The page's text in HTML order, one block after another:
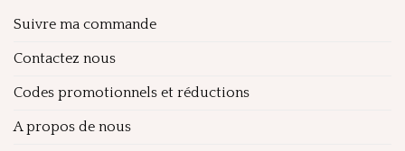
Suivre ma commande
Contactez nous
Codes promotionnels et réductions
A propos de nous